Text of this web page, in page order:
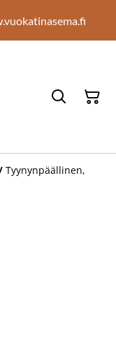
Tyynynpäällinen,